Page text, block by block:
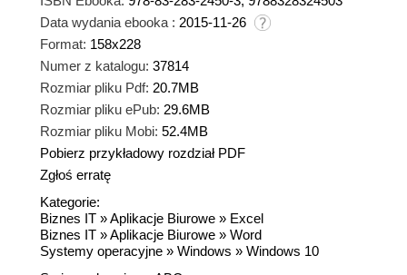
Data wydania ebooka : 2015-11-26
Format: 158x228
Numer z katalogu: 37814
Rozmiar pliku Pdf: 20.7MB
Rozmiar pliku ePub: 29.6MB
Rozmiar pliku Mobi: 52.4MB
Pobierz przykładowy rozdział PDF
Zgłoś erratę
Kategorie:
Biznes IT »Aplikacje Biurowe » Excel
Biznes IT »Aplikacje Biurowe » Word
Systemy operacyjne » Windows » Windows 10